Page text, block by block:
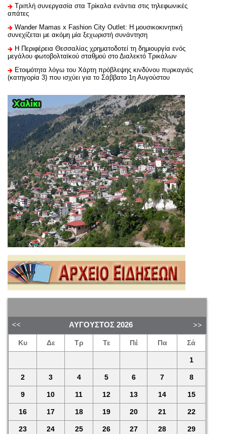
Τριπλή συνεργασία στα Τρίκαλα ενάντια στις τηλεφωνικές
απάτες
Wander Mamas x Fashion City Outlet: Η μουσικοκινητική
συνεχίζεται με ακόμη μία ξεχωριστή συνάντηση
H Περιφέρεια Θεσσαλίας χρηματοδοτεί τη δημιουργία ενός
μεγάλου φωτοβολταϊκού σταθμού στο Διαλεκτό Τρικάλων
Ετοιμότητα λόγω του Χάρτη πρόβλεψης κινδύνου πυρκαγιάς
(κατηγορία 3) που ισχύει για το Σάββατο 1η Αυγούστου
ΑΎΓΟΥΣΤΟΣ 2026
Κυ Δε Τρ Τε Πέ Πα Σά
1
2 3 4 5 6 7 8
9 10 11 12 13 14 15
16 17 18 19 20 21 22
23 24 25 26 27 28 29